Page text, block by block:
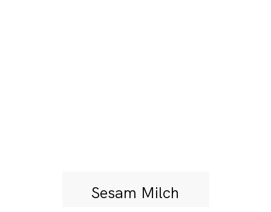
Sesam Milch